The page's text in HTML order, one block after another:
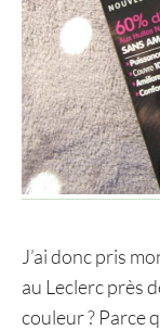
J’ai donc pris
au Leclerc près
couleur ? Parce